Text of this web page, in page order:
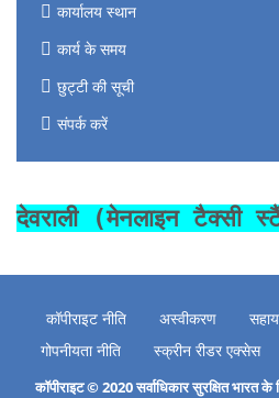
कार्यालय स्थान
कार्य के समय
छुट्टी की सूची
संपर्क करें
देवराली (मेनलाइन
कॉपीराइट नीति अस्वीकरण
गोपनीयता नीति
स्क्रीन रीडर एक्सेस
कॉपीराइट © 2020 सर्वाधिकार सुरक्षित भारत के